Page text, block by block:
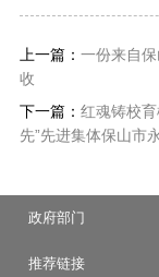
上一篇： 一份来自
收
下一篇： 红魂铸校
先”先进集体保山市
政府部门
推荐链接